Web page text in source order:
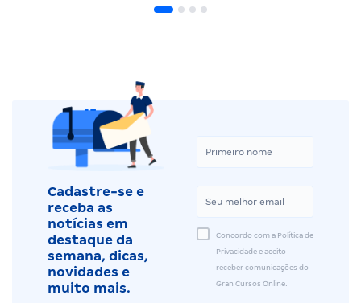
Cadastre-se e
receba as
notícias em
destaque da
semana, dicas,
novidades e
muito mais.
Concordo com a Política de
Privacidade e aceito
receber comunicações do
Gran Cursos Online.